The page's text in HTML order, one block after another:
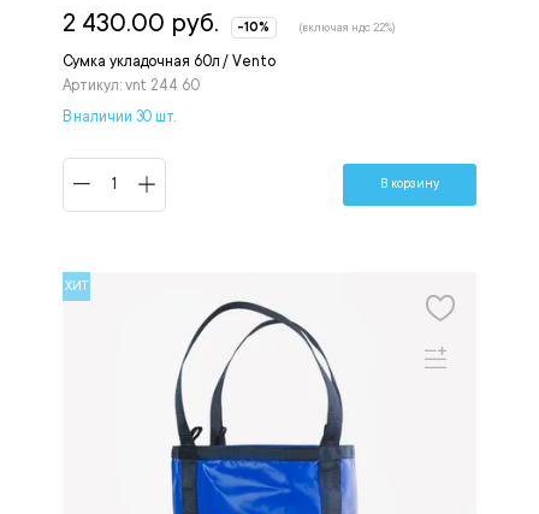
Сумка укладочная 60л / Vento
Артикул: vnt 244 60
2 430.00 руб. -10% (включая ндс 22%)
В наличии 30 шт.
В корзину
ХИТ